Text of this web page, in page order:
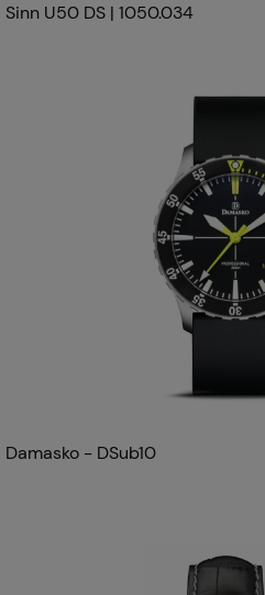
Sinn U50 DS | 1050.034
Damasko - DSub10